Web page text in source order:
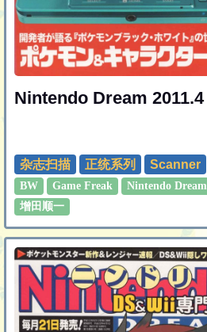
Nintendo Dream 2011.4
杂志扫描
正统系列 Scanner
BW Game Freak Nintendo Dream
增田顺一